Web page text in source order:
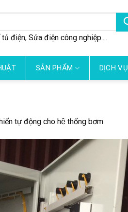
điện, Sửa điện công nghiệp....
SẢN PHẨM DỊCH VỤ
tự động cho hệ thống bơm